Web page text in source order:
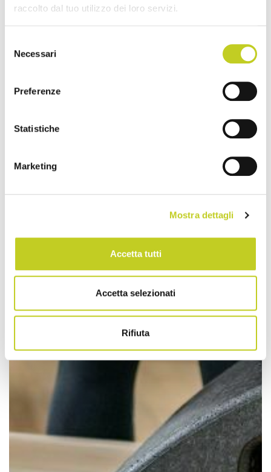
raccolto dal tuo utilizzo dei loro servizi.
delNecessari
Preferenze
Statistiche
Marketing
Mostra dettagli
Accetta tutti
Accetta selezionati
Rifiuta